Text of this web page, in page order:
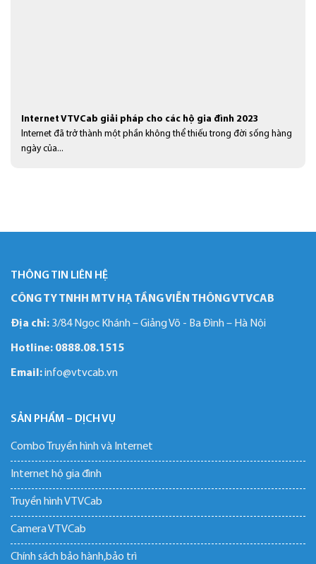
Internet VTVCab giải pháp cho các hộ gia đình 2023
Internet đã trở thành một phần không thể thiếu trong đời sống hàng
ngày của...
THÔNG TIN LIÊN HỆ
CÔNG TY TNHH MTV HẠ TẦNG VIỄN THÔNG VTVCAB
Địa chỉ: 3/84 Ngọc Khánh – Giảng Võ - Ba Đình – Hà Nội
Hotline: 0888.08.1515
Email:info@vtvcab.vn
SẢN PHẨM – DỊCH VỤ
Combo Truyền hình và Internet
Internet hộ gia đình
Truyền hình VTVCab
Camera VTVCab
Chính sách bảo hành,bảo trì